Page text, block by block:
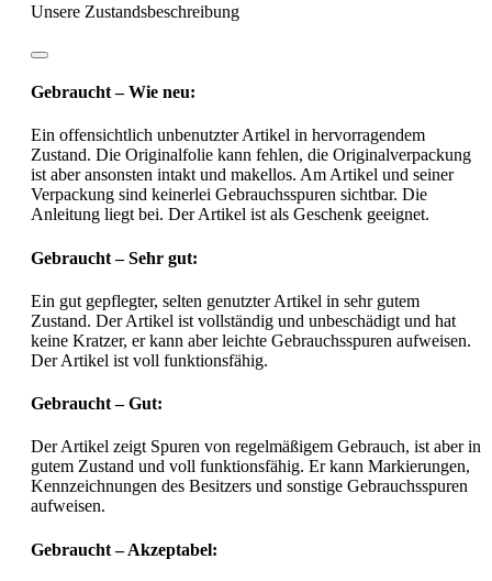
Unsere Zustandsbeschreibung
Gebraucht – Wie neu:
Ein offensichtlich unbenutzter Artikel in hervorragendem
Zustand. Die Originalfolie kann fehlen, die Originalverpackung
ist aber ansonsten intakt und makellos. Am Artikel und seiner
Verpackung sind keinerlei Gebrauchsspuren sichtbar. Die
Anleitung liegt bei. Der Artikel ist als Geschenk geeignet.
Gebraucht – Sehr gut:
Ein gut gepflegter, selten genutzter Artikel in sehr gutem
Zustand. Der Artikel ist vollständig und unbeschädigt und hat
keine Kratzer, er kann aber leichte Gebrauchsspuren aufweisen.
Der Artikel ist voll funktionsfähig.
Gebraucht – Gut:
Der Artikel zeigt Spuren von regelmäßigem Gebrauch, ist aber in
gutem Zustand und voll funktionsfähig. Er kann Markierungen,
Kennzeichnungen des Besitzers und sonstige Gebrauchsspuren
aufweisen.
Gebraucht – Akzeptabel: